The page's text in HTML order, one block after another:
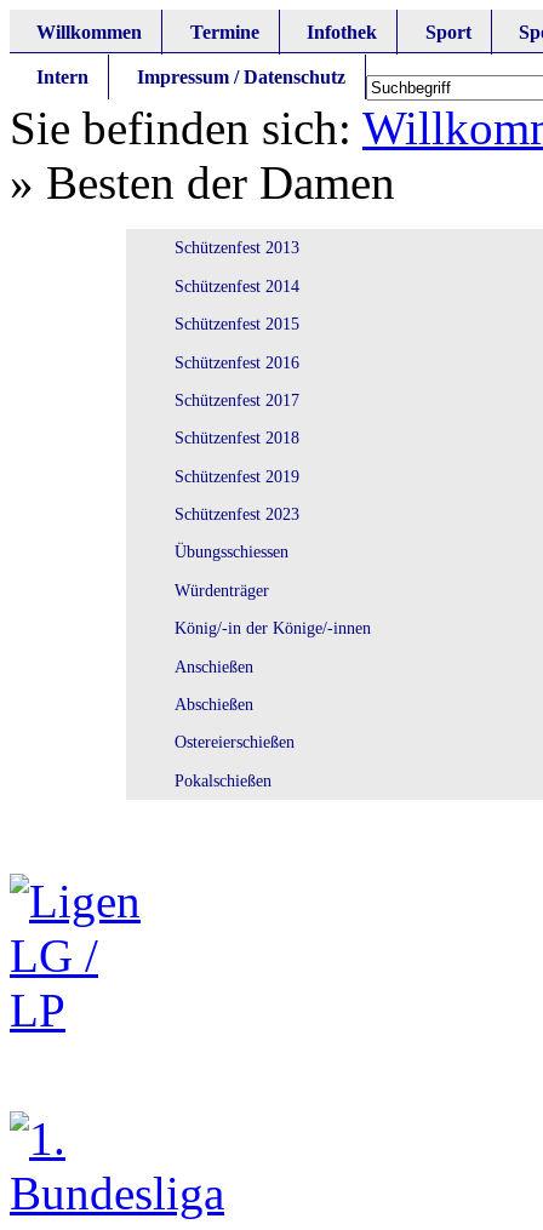
Willkommen Termine Infothek Sport
Intern Impressum / Datenschutz
Sie befinden sich:
» Besten der Damen
Schützenfest 2013
Schützenfest 2014
Schützenfest 2015
Schützenfest 2016
Schützenfest 2017
Schützenfest 2018
Schützenfest 2019
Schützenfest 2023
Übungsschiessen
Würdenträger
König/-in der Könige/-innen
Anschießen
Abschießen
Ostereierschießen
Pokalschießen